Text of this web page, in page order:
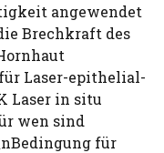
angewendet
Brechkraft des
Laser-epithelial-
Laser in situ
wen sind
für